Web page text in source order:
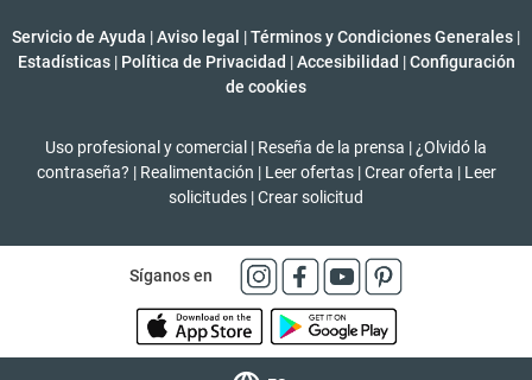
Servicio de Ayuda |Aviso legal |Términos y Condiciones Generales |
Estadísticas | Política de Privacidad | Accesibilidad | Configuración
de cookies
Uso profesional y comercial | Reseña de la prensa | ¿Olvidó la
contraseña? | Realimentación | Leer ofertas | Crear oferta | Leer
solicitudes |Crear solicitud
Síganos en